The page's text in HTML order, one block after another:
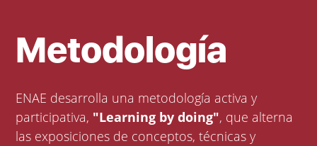
Metodología
ENAE desarrolla una metodología activa y
participativa, "Learning by doing", que alterna
las exposiciones de conceptos, técnicas y